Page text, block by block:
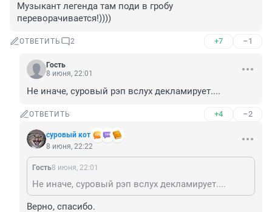
Музыкант легенда там поди в гробу
переворачивается!))))
ОТВЕТИТЬ 2 +7 –1
Гость
8 июня, 22:01
Не иначе, суровый рэп вслух декламирует....
ОТВЕТИТЬ +4 –2
суровый кот
8 июня, 22:22
Гость8 июня, 22:01
Не иначе, суровый рэп вслух декламирует....
Верно, спасибо.